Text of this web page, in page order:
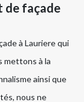
de façade
à Lauriere qui
mettons à la
ainsi que
nous ne